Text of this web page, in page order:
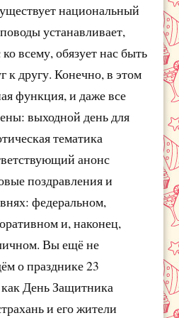
национальный
устанавливает,
всему, обязует нас быть
к другу. Конечно, в этом
функция, и даже все
выходной день для
тематика
анонс
поздравления и
федеральном,
и, наконец,
Вы ещё не
о празднике 23
День Защитника
и его жители